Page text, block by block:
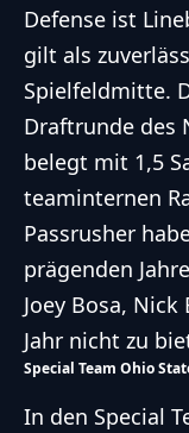
Defense ist
gilt als
Spielfeldmitte.
Draftrunde des
belegt mit 1,5
teaminternen
Passrusher
prägenden
Joey Bosa, Nick
Jahr nicht zu
Special Team Ohio
In den Special